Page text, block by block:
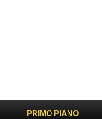
PRIMO PIANO
e giusto